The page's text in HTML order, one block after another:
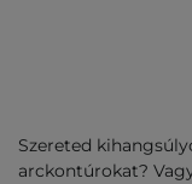
Szereted
arckontúrokat?